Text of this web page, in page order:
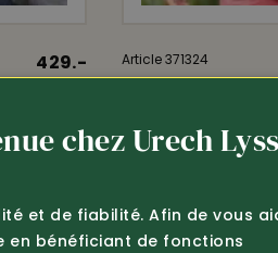
429.-
Treme
Article 371324
Blouse de plein
dames (...
chez Urech
et de fiabilité. Afin de vous
en bénéficiant de fonctions